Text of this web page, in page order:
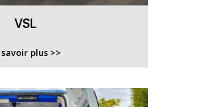
VSL
savoir plus >>